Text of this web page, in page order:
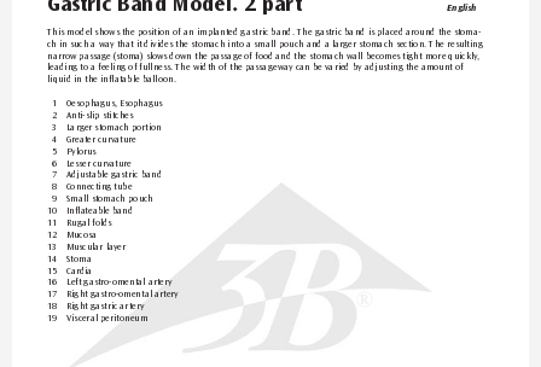
Gastric Band Model. 2 part English
This model shows the position of an implanted gastric band. The gastric band is placed around the stoma-
ch in such a way that it divides the stomach into a small pouch and a larger stomach section. The resulting
narrow passage (stoma) slows down the passage of food and the stomach wall becomes tight more quickly,
leading to a feeling of fullness. The width of the passageway can be varied by adjusting the amount of
liquid in the inflatable balloon.
1 Oesophagus, Esophagus
2 Anti-slip stitches
3
Larger stomach portion
4
Greater curvature
5
Pylorus
6
Lesser curvature
7 Adjustable gastric band
8
Connecting tube
9
Small stomach pouch
10 Inflateable band
11
Rugal folds
12
Mucosa
13 Muscular layer
14
Stoma
15
Cardia
16
Left gastro-omental artery
17 Right gastro-omental artery
18
Right gastric artery
19
Visceral peritoneum